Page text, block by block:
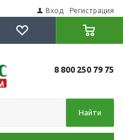
Вход Регистрация
8 800 250 79 75
Найти